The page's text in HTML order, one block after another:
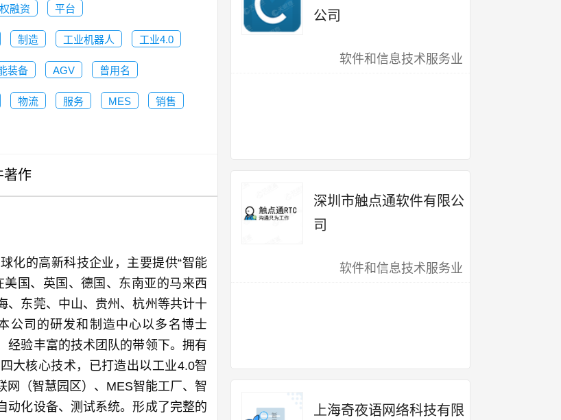
融资 平台
制造 工业机器人 工业4.0
装备 AGV 曾用名
物流 服务 MES 销售
著作
化的高新科技企业，主要提供“智能
国、英国、德国、东南亚的马来西
、东莞、中山、贵州、杭州等共计十
公司的研发和制造中心以多名博士
经验丰富的技术团队的带领下。拥有
大核心技术，已打造出以工业4.0智
网（智慧园区）、MES智能工厂、智
动化设备、测试系统。形成了完整的
公司
软件和信息技术服务业
深圳市触点通软件有限公
司
软件和信息技术服务业
上海奇夜语网络科技有限